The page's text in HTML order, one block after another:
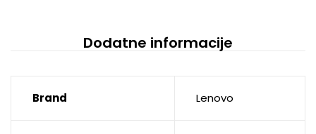
Dodatne informacije
Brand Lenovo